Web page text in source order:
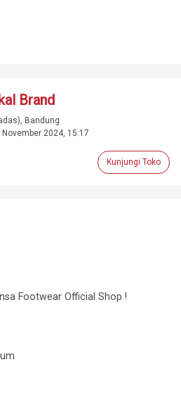
Brand
Bandung
2024, 15:17
Kunjungi Toko
Footwear Official Shop !